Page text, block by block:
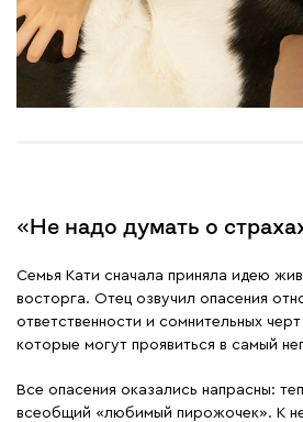
«Не надо думать о
Семья Кати сначала приняла идею
восторга. Отец озвучил опасения
ответственности и сомнительных
которые могут проявиться в самый
Все опасения оказались напрасны:
всеобщий «любимый пирожочек». К